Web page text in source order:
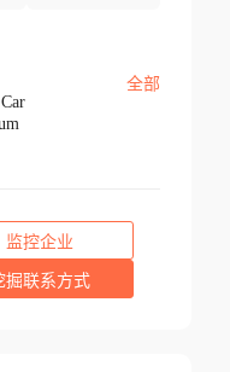
全部
监控企业
掘联系方式